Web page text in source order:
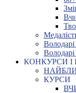
Володарі
Володарі
КОНКУРСИ І
КУРСИ